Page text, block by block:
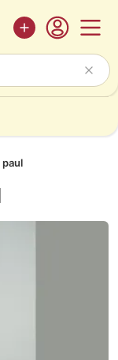
paul